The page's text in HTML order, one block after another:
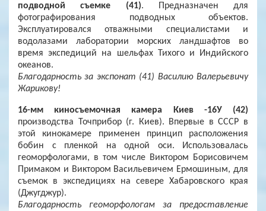
подводной съемке (41). Предназначен для
фотографирования подводных объектов.
Эксплуатировался отважными специалистами и
водолазами лаборатории морских ландшафтов во
время экспедиций на шельфах Тихого и Индийского
океанов.
Благодарность за экспонат (41) Василию Валерьевичу
Жарикову!
16-мм киносъемочная камера Киев -16У (42)
производства Точприбор (г. Киев). Впервые в СССР в
этой кинокамере применен принцип расположения
бобин с пленкой на одной оси. Использовалась
геоморфологами, в том числе Виктором Борисовичем
Примаком и Виктором Васильевичем Ермошиным, для
съемок в экспедициях на севере Хабаровского края
(Джугджур).
Благодарность геоморфологам за предоставление